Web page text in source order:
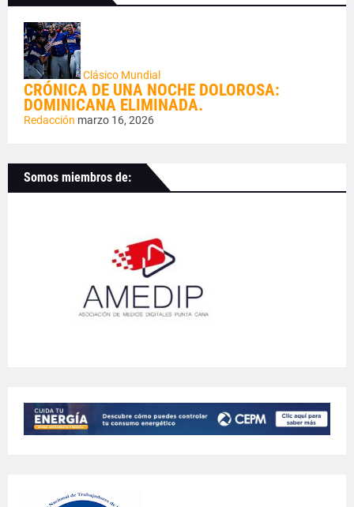
Clásico Mundial
CRÓNICA DE UNA NOCHE DOLOROSA:
DOMINICANA ELIMINADA.
Redacción marzo 16, 2026
Somos miembros de: